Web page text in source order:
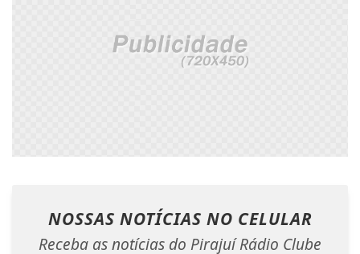
NOSSAS NOTÍCIAS NO CELULAR
Receba as notícias do Pirajuí Rádio Clube